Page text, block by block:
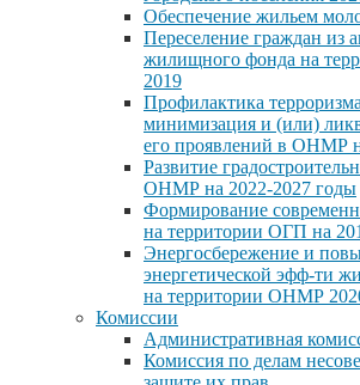
Обеспечение жильем
Переселение граждан из
жилищного фонда на
2019
Профилактика
минимизация и (или)
его проявлений в ОНМР
Развитие
ОНМР на 2022-2027 годы
Формирование
на территории ОГП на
Энергосбережение и
энергетической эфф-ти
на территории ОНМР
Комиссии
Административная
Комиссия по делам